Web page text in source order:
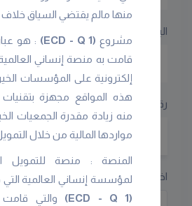
البريد الإلكترونى
رقم الهاتف
اختر الدولة
منها مالم يقتضي السياق
مشروع (ECD - Q 1)
: هو
قامت به منصة إنساني
إلكترونية على المؤسسات
هذه المواقع مجهزة
منه زيادة مقدرة الجمعيات
مواردها المالية من خلال
المنصة : منصة للتمويل
لمؤسسة إنساني العالمية
(ECD - Q 1)
والتي